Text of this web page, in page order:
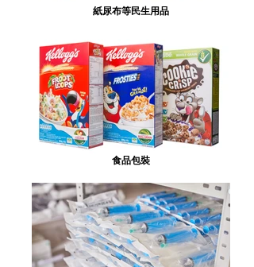
紙尿布等民生用品
食品包裝